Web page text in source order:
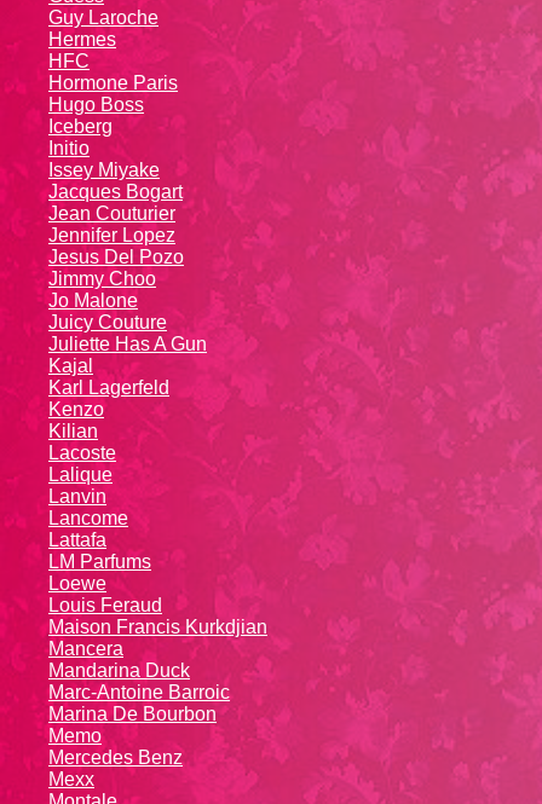
Guy Laroche
Hermes
HFC
Hormone Paris
Hugo Boss
Iceberg
Initio
Issey Miyake
Jacques Bogart
Jean Couturier
Jennifer Lopez
Jesus Del Pozo
Jimmy Choo
Jo Malone
Juicy Couture
Juliette Has A Gun
Kajal
Karl Lagerfeld
Kenzo
Kiliаn
Lacoste
Lalique
Lanvin
Lanсоmе
Lattafa
LM Parfums
Loewe
Louis Feraud
Maison Francis Kurkdjian
Mancera
Mandarina Duck
Marc-Antoine Barroic
Marina De Bourbon
Memo
Mercedes Benz
Mexx